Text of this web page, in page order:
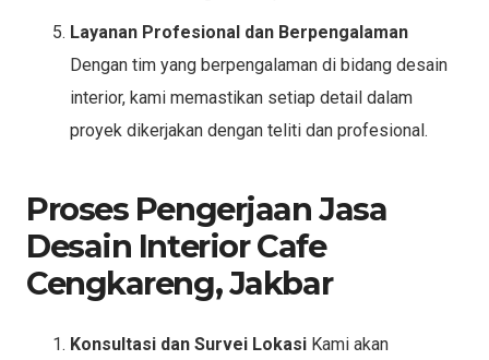
Layanan Profesional dan Berpengalaman
Dengan tim yang berpengalaman di bidang desain
interior, kami memastikan setiap detail dalam
proyek dikerjakan dengan teliti dan profesional.
Proses Pengerjaan Jasa
Desain Interior Cafe
Cengkareng, Jakbar
Konsultasi dan Survei Lokasi Kami akan